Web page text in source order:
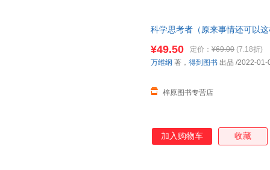
科学思考者（原来事情还可以
¥49.50 定价： ¥69.00 (7.18折)
梓原图书专营店
万维纲 著， 得到图书 出品 /2022-01-
加入购物车 收藏